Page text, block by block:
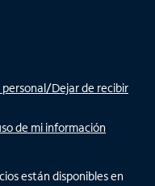
Dejar de recibir
de mi información
están disponibles en